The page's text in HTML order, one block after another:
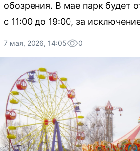
обозрения. В мае парк будет
с 11:00 до 19:00, за
7 мая, 2026, 14:05 0